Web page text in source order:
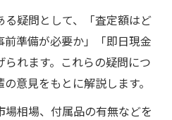
疑問として、「査定額はど
前準備が必要か」「即日現金
れます。これらの疑問につ
意見をもとに解説します。
相場、付属品の有無などを